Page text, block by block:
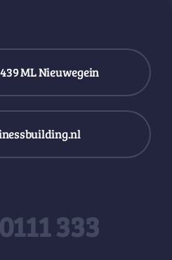
ML Nieuwegein
333